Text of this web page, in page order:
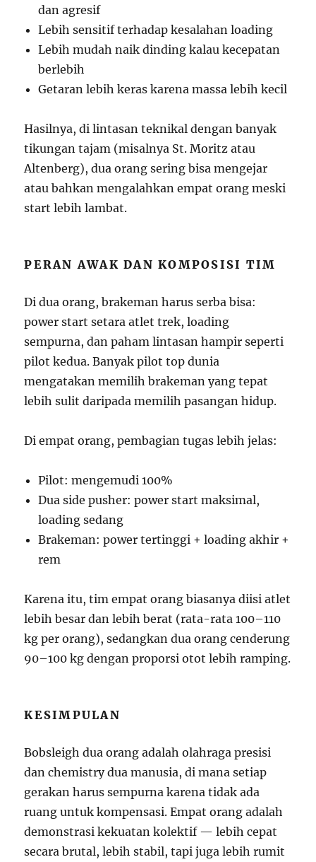
dan agresif
Lebih sensitif terhadap kesalahan loading
Lebih mudah naik dinding kalau kecepatan
berlebih
Getaran lebih keras karena massa lebih kecil
Hasilnya, di lintasan teknikal dengan banyak
tikungan tajam (misalnya St. Moritz atau
Altenberg), dua orang sering bisa mengejar
atau bahkan mengalahkan empat orang meski
start lebih lambat.
PERAN AWAK DAN KOMPOSISI TIM
Di dua orang, brakeman harus serba bisa:
power start setara atlet trek, loading
sempurna, dan paham lintasan hampir seperti
pilot kedua. Banyak pilot top dunia
mengatakan memilih brakeman yang tepat
lebih sulit daripada memilih pasangan hidup.
Di empat orang, pembagian tugas lebih jelas:
Pilot: mengemudi 100%
Dua side pusher: power start maksimal,
loading sedang
Brakeman: power tertinggi + loading akhir +
rem
Karena itu, tim empat orang biasanya diisi atlet
lebih besar dan lebih berat (rata-rata 100–110
kg per orang), sedangkan dua orang cenderung
90–100 kg dengan proporsi otot lebih ramping.
KESIMPULAN
Bobsleigh dua orang adalah olahraga presisi
dan chemistry dua manusia, di mana setiap
gerakan harus sempurna karena tidak ada
ruang untuk kompensasi. Empat orang adalah
demonstrasi kekuatan kolektif — lebih cepat
secara brutal, lebih stabil, tapi juga lebih rumit